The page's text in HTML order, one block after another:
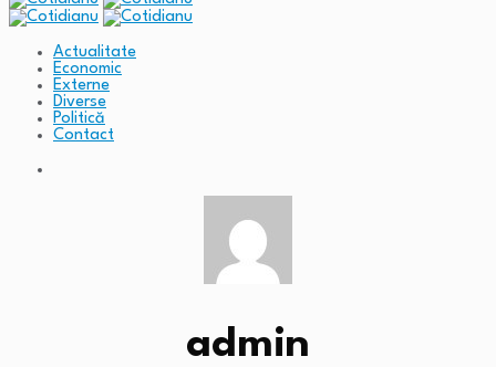
Actualitate
Economic
Externe
Diverse
Politică
Contact
admin